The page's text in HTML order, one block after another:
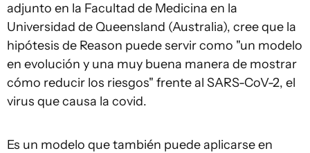
adjunto en la Facultad de Medicina en la
Universidad de Queensland (Australia), cree que la
hipótesis de Reason puede servir como "un modelo
en evolución y una muy buena manera de mostrar
cómo reducir los riesgos" frente al SARS-CoV-2, el
virus que causa la covid.
Es un modelo que también puede aplicarse en